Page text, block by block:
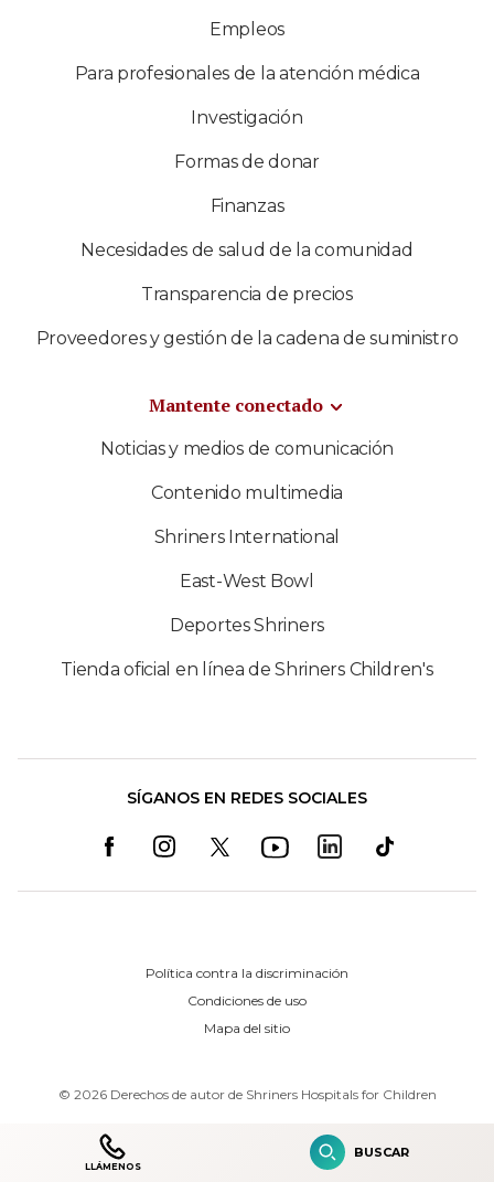
Empleos
Para profesionales de la atención médica
Investigación
Formas de donar
Finanzas
Necesidades de salud de la comunidad
Transparencia de precios
Proveedores y gestión de la cadena de suministro
Mantente conectado
Noticias y medios de comunicación
Contenido multimedia
Shriners International
East-West Bowl
Deportes Shriners
Tienda oficial en línea de Shriners Children's
SÍGANOS EN REDES SOCIALES
Política contra la discriminación
Condiciones de uso
Mapa del sitio
© 2026 Derechos de autor de Shriners Hospitals for Children
LLÁMENOS
BUSCAR